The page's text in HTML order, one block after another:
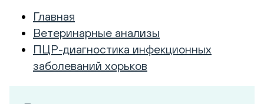
Главная
Ветеринарные анализы
ПЦР-диагностика инфекционных
заболеваний хорьков